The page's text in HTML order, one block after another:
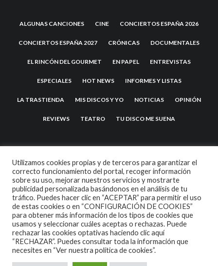
ALGUNAS CANCIONES CINE CONCIERTOS ESPAÑA 2026
CONCIERTOS ESPAÑA 2027 CRÓNICAS DOCUMENTALES
EL RINCÓN DEL GOURMET EN PAPEL ENTREVISTAS
ESPECIALES HOT NEWS INFORMES Y LISTAS
LA TRASTIENDA MIS DISCOS Y YO NOTICIAS OPINIÓN
REVIEWS TEATRO TU DISCO ME SUENA
2007 COPYRIGHT -CODETIPITHEME
Utilizamos cookies propias y de terceros para garantizar el
correcto funcionamiento del portal, recoger información
sobre su uso, mejorar nuestros servicios y mostrarte
publicidad personalizada basándonos en el análisis de tu
tráfico. Puedes hacer clic en “ACEPTAR” para permitir el uso
de estas cookies o en “CONFIGURACIÓN DE COOKIES”
para obtener más información de los tipos de cookies que
usamos y seleccionar cuáles aceptas o rechazas. Puede
rechazar las cookies optativas haciendo clic aquí
“RECHAZAR”. Puedes consultar toda la información que
necesites en “Ver nuestra política de cookies”.